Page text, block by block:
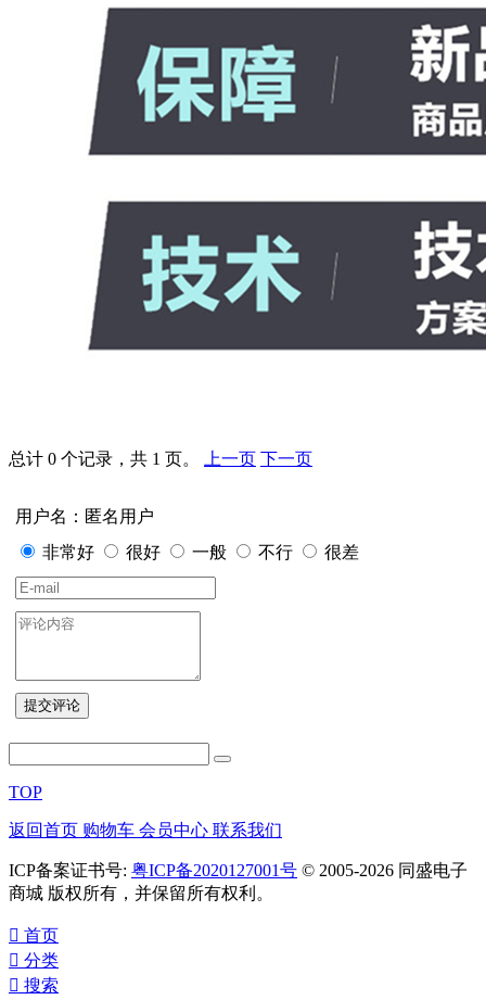
总计 0 个记录，共 1 页。 上一页 下一页
用户名：匿名用户
非常好
很好 一般 不行 很差
TOP
返回首页 购物车 会员中心 联系我们
ICP备案证书号: 粤ICP备2020127001号 © 2005-2026 同盛电子
商城 版权所有，并保留所有权利。
󰀁 首页
󰀂 分类
󰀃 搜索